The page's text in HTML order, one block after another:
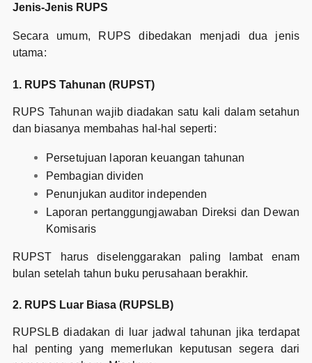
Jenis-Jenis RUPS
Secara umum, RUPS dibedakan menjadi dua jenis
utama:
1. RUPS Tahunan (RUPST)
RUPS Tahunan wajib diadakan satu kali dalam setahun
dan biasanya membahas hal-hal seperti:
Persetujuan laporan keuangan tahunan
Pembagian dividen
Penunjukan auditor independen
Laporan pertanggungjawaban Direksi dan Dewan
Komisaris
RUPST harus diselenggarakan paling lambat enam
bulan setelah tahun buku perusahaan berakhir.
2. RUPS Luar Biasa (RUPSLB)
RUPSLB diadakan di luar jadwal tahunan jika terdapat
hal penting yang memerlukan keputusan segera dari